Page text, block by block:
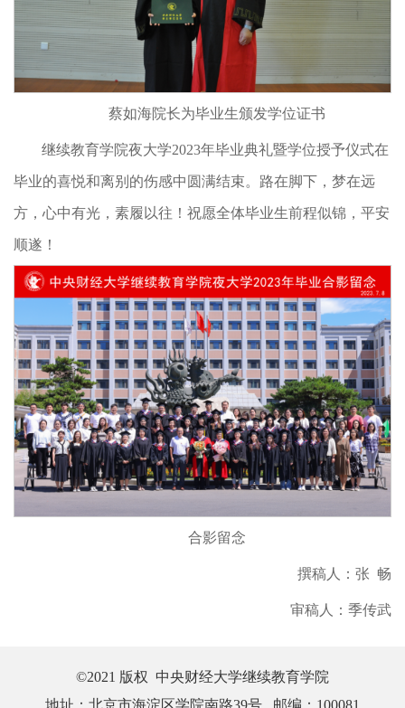
蔡如海院长为毕业生颁发学位证书
继续教育学院夜大学2023年毕业典礼暨学位授予仪式在
毕业的喜悦和离别的伤感中圆满结束。路在脚下，梦在远
方，心中有光，素履以往！祝愿全体毕业生前程似锦，平安
顺遂！
合影留念
撰稿人：张 畅
审稿人：季传武
©2021 版权 中央财经大学继续教育学院